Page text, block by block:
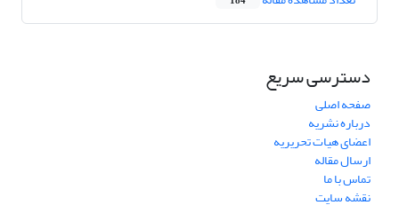
دسترسی سریع
صفحه اصلی
درباره نشریه
اعضای هیات تحریریه
ارسال مقاله
تماس با ما
نقشه سایت